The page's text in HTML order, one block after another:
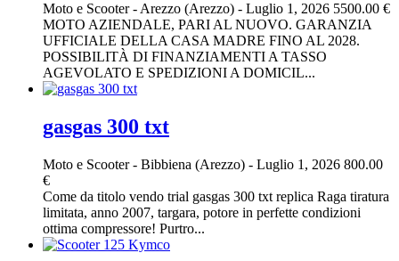
Moto e Scooter- Arezzo (Arezzo) - Luglio 1, 2026 5500.00 €
MOTO AZIENDALE, PARI AL NUOVO. GARANZIA
UFFICIALE DELLA CASA MADRE FINO AL 2028.
POSSIBILITÀ DI FINANZIAMENTI A TASSO
AGEVOLATO E SPEDIZIONI A DOMICIL...
gasgas 300 txt
Moto e Scooter- Bibbiena (Arezzo) - Luglio 1, 2026 800.00
€
Come da titolo vendo trial gasgas 300 txt replica Raga tiratura
limitata, anno 2007, targara, potore in perfette condizioni
ottima compressore! Purtro...